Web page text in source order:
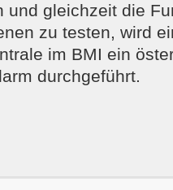
und gleichzeit die
zu testen, wird
im BMI ein
durchgeführt.